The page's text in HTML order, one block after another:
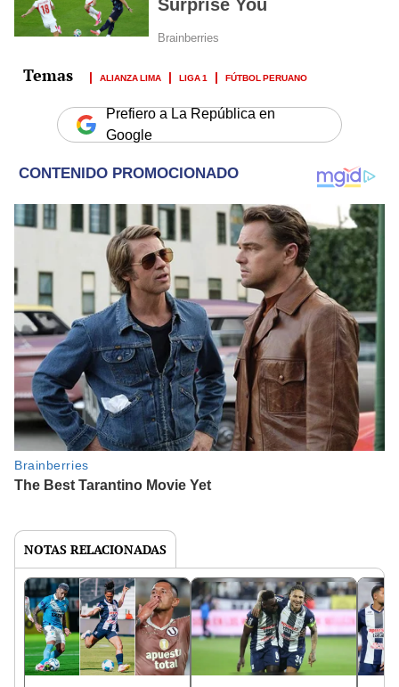
ALIANZA LIMA LIGA 1 FÚTBOL PERUANO
Prefiero a La República en
Google
NOTAS RELACIONADAS